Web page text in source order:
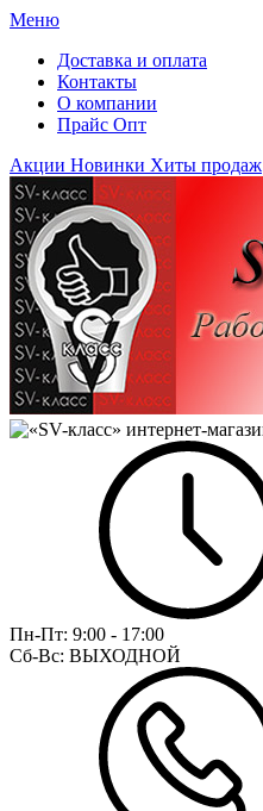
Меню
Доставка и оплата
Контакты
О компании
Прайс Опт
Акции Новинки Хиты продаж
Пн-Пт: 9:00 - 17:00
Сб-Вс: ВЫХОДНОЙ